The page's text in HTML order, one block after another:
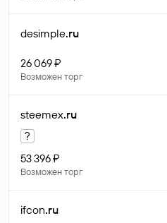
desimple.ru
26 069 ₽
Возможен торг
steemex.ru
?
53 396 ₽
Возможен торг
ifcon.ru